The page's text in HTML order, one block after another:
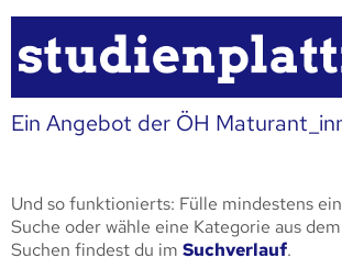
Ein Angebot der ÖH
Und so funktionierts: Fülle mindestens
Suche oder wähle eine Kategorie aus
Suchen findest du im Suchverlauf.